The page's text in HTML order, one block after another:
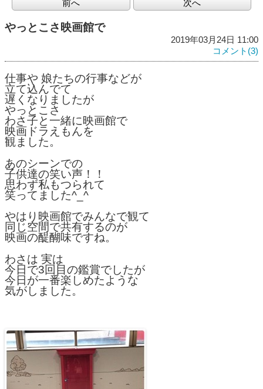
前へ 次へ
やっとこさ映画館で
2019年03月24日 11:00
コメント(3)
仕事や 娘たちの行事などが
立て込んでて
遅くなりましたが
やっとこさ
わさ子と一緒に映画館で
映画ドラえもんを
観ました。
あのシーンでの
子供達の笑い声！！
思わず私もつられて
笑ってました^_^
やはり映画館でみんなで観て
同じ空間で共有するのが
映画の醍醐味ですね。
わさは 実は
今日で3回目の鑑賞でしたが
今日が一番楽しめたような
気がしました。